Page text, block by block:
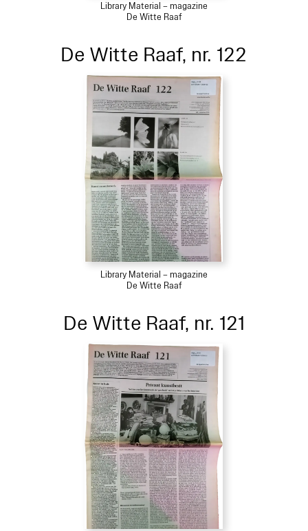
Library Material – magazine
De Witte Raaf
De Witte Raaf, nr. 122
Library Material – magazine
De Witte Raaf
De Witte Raaf, nr. 121